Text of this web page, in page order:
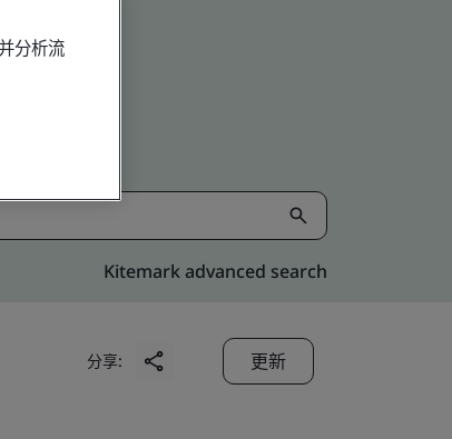
Kitemark advanced search
分享: 更新
分析流